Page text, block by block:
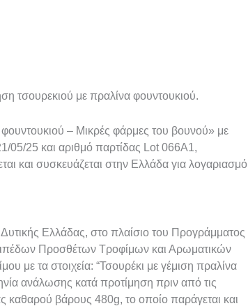
τσουρεκιού με πραλίνα φουντουκιού.
φουντουκιού – Μικρές φάρμες του βουνού» με
05/25 και αριθμό παρτίδας Lot 066A1,
και συσκευάζεται στην Ελλάδα για λογαριασμό
Ελλάδας, στο πλαίσιο του Προγράμματος
Προσθέτων Τροφίμων και Αρωματικών
με τα στοιχεία: “Τσουρέκι με γέμιση πραλίνα
ανάλωσης κατά προτίμηση πριν από τις
καθαρού βάρους 480g, το οποίο παράγεται και